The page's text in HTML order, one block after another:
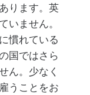
ります。英
いません。
慣れている
国ではさら
ん。少なく
うことをお